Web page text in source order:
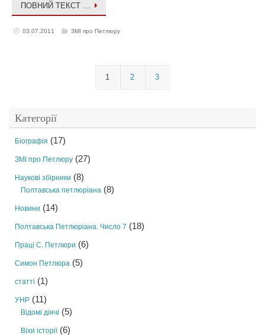
ПОВНИЙ ТЕКСТ …
03.07.2011 ЗМІ про Петлюру
1 2 3
Категорії
Біографія (17)
ЗМІ про Петлюру (27)
Наукові збірники (8)
Полтавська петлюріана (8)
Новини (14)
Полтавська Петлюріана. Число 7 (18)
Праці С. Петлюри (6)
Симон Петлюра (5)
статті (1)
УНР (11)
Відомі діячі (5)
Віхи історії(6)